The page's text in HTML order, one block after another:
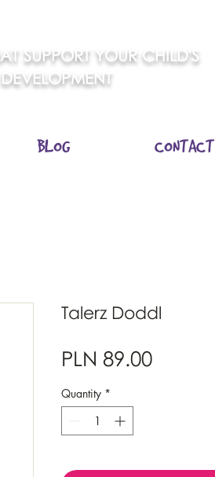
SUPPORT YOUR CHILD'S
DEVELOPMENT
BLOG CONTACT
Talerz Doddl
PLN 89.00Price
Quantity *